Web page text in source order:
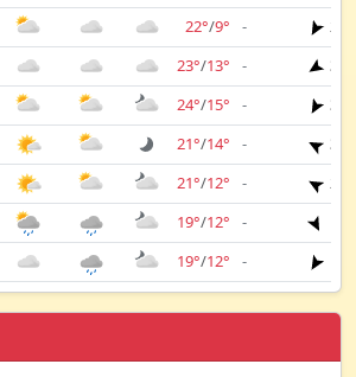
22°/9° -
2
23°/13° -
3
24°/15° -
3
21°/14° -
3
21°/12° -
2
19°/12° -
19°/12° -